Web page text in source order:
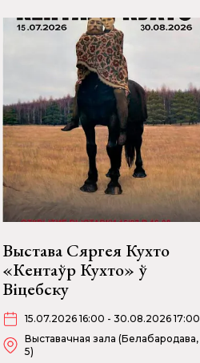
Выстава Сяргея Кухто
«Кентаўр Кухто» ў
Віцебску
15.07.2026 16:00 - 30.08.2026 17:00
Выставачная зала (Белабародава,
5)